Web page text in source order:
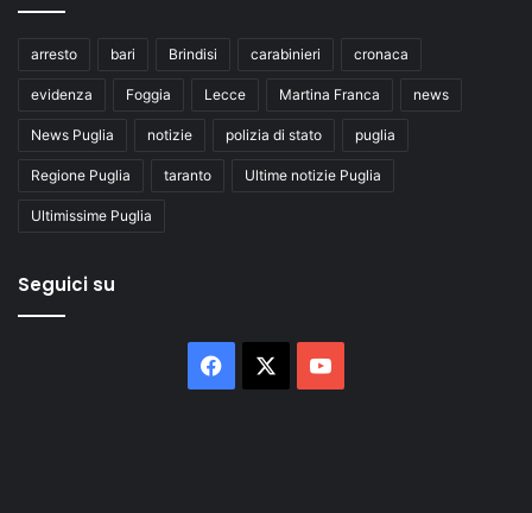
arresto bari Brindisi carabinieri cronaca
evidenza Foggia Lecce Martina Franca news
News Puglia notizie polizia di stato puglia
Regione Puglia taranto Ultime notizie Puglia
Ultimissime Puglia
Seguici su
Facebook